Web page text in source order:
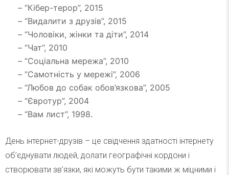
– “Кібер-терор”, 2015
– “Видалити з друзів”, 2015
– “Чоловіки, жінки та діти”, 2014
– “Чат”, 2010
– “Соціальна мережа”, 2010
– “Самотність у мережі”, 2006
– “Любов до собак обов’язкова”, 2005
– “Євротур”, 2004
– “Вам лист”, 1998.
День інтернет-друзів – це свідчення здатності інтернету
об’єднувати людей, долати географічні кордони і
створювати зв’язки, які можуть бути такими ж міцними і